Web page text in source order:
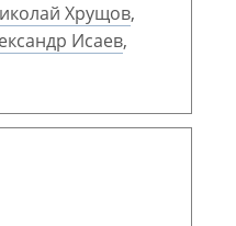
Хрущов,
Исаев,